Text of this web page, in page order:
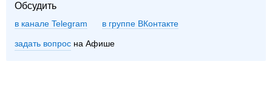
Обсудить
в канале Telegram группе ВКонтакте
задать вопрос на Афише